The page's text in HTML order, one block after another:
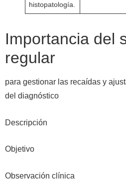
histopatología.
Importancia del
regular
para gestionar las recaídas y
del diagnóstico
Descripción
Objetivo
Observación clínica